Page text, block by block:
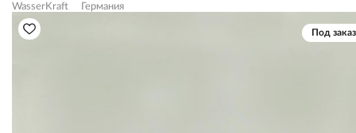
WasserKraft Германия
Под заказ